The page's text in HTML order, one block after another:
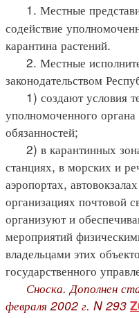
1. Местные
содействие
карантина растений.
2. Местные
законодательством
1) создают условия
уполномоченного
обязанностей;
2) в карантинных
станциях, в морских и
аэропортах,
организациях почтовой
организуют и
мероприятий
владельцами этих
государственного
Сноска. Дополнен
февраля 2002 г. N 293